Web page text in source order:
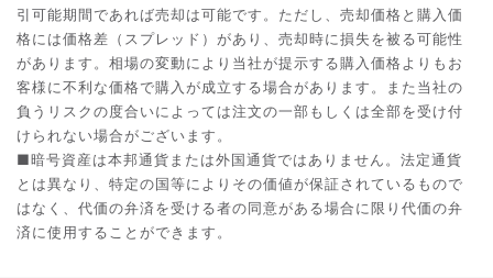
引可能期間であれば売却は可能です。ただし、売却価格と購入価
格には価格差（スプレッド）があり、売却時に損失を被る可能性
があります。相場の変動により当社が提示する購入価格よりもお
客様に不利な価格で購入が成立する場合があります。また当社の
負うリスクの度合いによっては注文の一部もしくは全部を受け付
けられない場合がございます。
■暗号資産は本邦通貨または外国通貨ではありません。法定通貨
とは異なり、特定の国等によりその価値が保証されているもので
はなく、代価の弁済を受ける者の同意がある場合に限り代価の弁
済に使用することができます。